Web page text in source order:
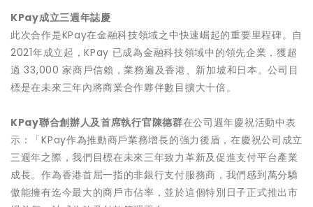
KPay成立三週年誌慶
此次合作是KPay在金融科技領域之中快速崛起的重要里程碑。自
2021年成立起，KPay 已成為金融科技領域中的領先企業，獲超
過 33,000 家商戶信賴，業務遍及香港、新加坡和日本。公司目
標是在未來三年內將商業合作夥伴數目擴大十倍。
KPay聯合創辦人及首席執行官陳德群在公司週年慶祝活動中表
示：「KPay作為推動商戶業務增長的強力後盾，在慶祝公司成立
三週年之際，我們目標在未來三年致力革新及促進支付平台產業
成長。作為香港首屈一指的非銀行支付服務商，我們感到萬分驕
傲能擁有迄今最大的商戶市佔率，並於這個特別日子正式推出市